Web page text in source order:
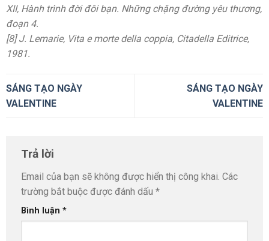
XII, Hành trình đời đôi bạn. Những chặng đường yêu thương,
đoạn 4.
[8] J. Lemarie, Vita e morte della coppia, Citadella Editrice,
1981.
SÁNG TẠO NGÀY
VALENTINE
SÁNG TẠO NGÀY
VALENTINE
Trả lời
Email của bạn sẽ không được hiển thị công khai. Các
trường bắt buộc được đánh dấu *
Bình luận *